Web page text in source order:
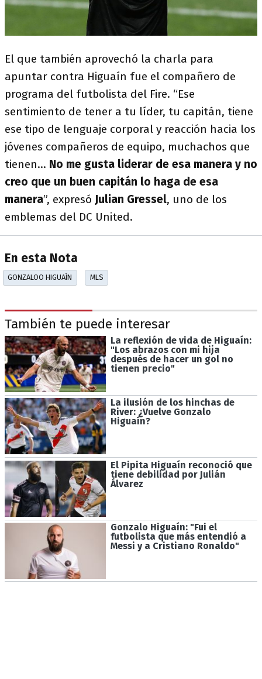
El que también aprovechó la charla para
apuntar contra Higuaín fue el compañero de
programa del futbolista del Fire. “Ese
sentimiento de tener a tu líder, tu capitán, tiene
ese tipo de lenguaje corporal y reacción hacia los
jóvenes compañeros de equipo, muchachos que
tienen… No me gusta liderar de esa manera y no
creo que un buen capitán lo haga de esa
manera”, expresó Julian Gressel, uno de los
emblemas del DC United.
En esta Nota
GONZALOO HIGUAÍN MLS
También te puede interesar
La reflexión de vida de Higuaín:
"Los abrazos con mi hija
después de hacer un gol no
tienen precio"
La ilusión de los hinchas de
River: ¿Vuelve Gonzalo
Higuaín?
El Pipita Higuaín reconoció que
tiene debilidad por Julián
Álvarez
Gonzalo Higuaín: "Fui el
futbolista que más entendió a
Messi y a Cristiano Ronaldo"